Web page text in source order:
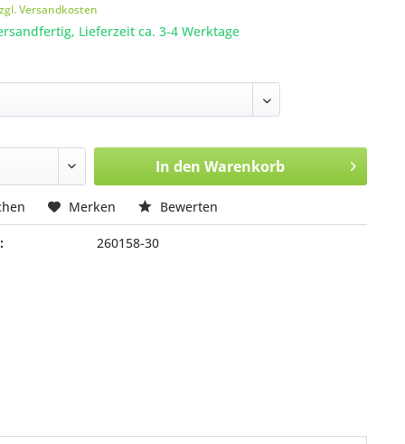
Versandkosten
Lieferzeit ca. 3-4 Werktage
In den Warenkorb
Merken Bewerten
260158-30